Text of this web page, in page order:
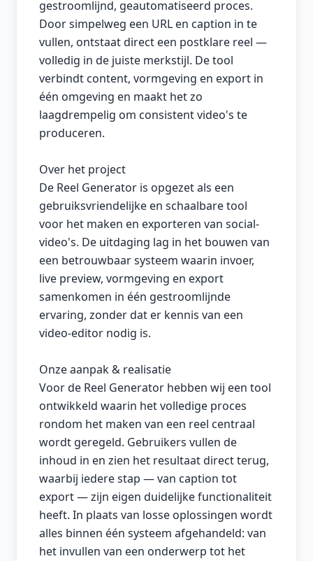
gestroomlijnd, geautomatiseerd proces.
Door simpelweg een URL en caption in te
vullen, ontstaat direct een postklare reel —
volledig in de juiste merkstijl. De tool
verbindt content, vormgeving en export in
één omgeving en maakt het zo
laagdrempelig om consistent video's te
produceren.
Over het project
De Reel Generator is opgezet als een
gebruiksvriendelijke en schaalbare tool
voor het maken en exporteren van social-
video's. De uitdaging lag in het bouwen van
een betrouwbaar systeem waarin invoer,
live preview, vormgeving en export
samenkomen in één gestroomlijnde
ervaring, zonder dat er kennis van een
video-editor nodig is.
Onze aanpak & realisatie
Voor de Reel Generator hebben wij een tool
ontwikkeld waarin het volledige proces
rondom het maken van een reel centraal
wordt geregeld. Gebruikers vullen de
inhoud in en zien het resultaat direct terug,
waarbij iedere stap — van caption tot
export — zijn eigen duidelijke functionaliteit
heeft. In plaats van losse oplossingen wordt
alles binnen één systeem afgehandeld: van
het invullen van een onderwerp tot het